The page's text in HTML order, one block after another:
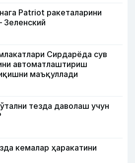
Patriot ракеталарини
Зеленский
Сирдарёда сув
автоматлаштириш
маъқуллади
тезда даволаш учун
кемалар ҳаракатини